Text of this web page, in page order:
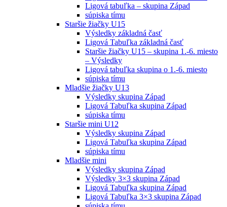
Ligová tabuľka – skupina Západ
súpiska tímu
Staršie žiačky U15
Výsledky základná časť
Ligová Tabuľka základná časť
Staršie žiačky U15 – skupina 1.-6. miesto
– Výsledky
Ligová tabuľka skupina o 1.-6. miesto
súpiska tímu
Mladšie žiačky U13
Výsledky skupina Západ
Ligová Tabuľka skupina Západ
súpiska tímu
Staršie mini U12
Výsledky skupina Západ
Ligová Tabuľka skupina Západ
súpiska tímu
Mladšie mini
Výsledky skupina Západ
Výsledky 3×3 skupina Západ
Ligová Tabuľka skupina Západ
Ligová Tabuľka 3×3 skupina Západ